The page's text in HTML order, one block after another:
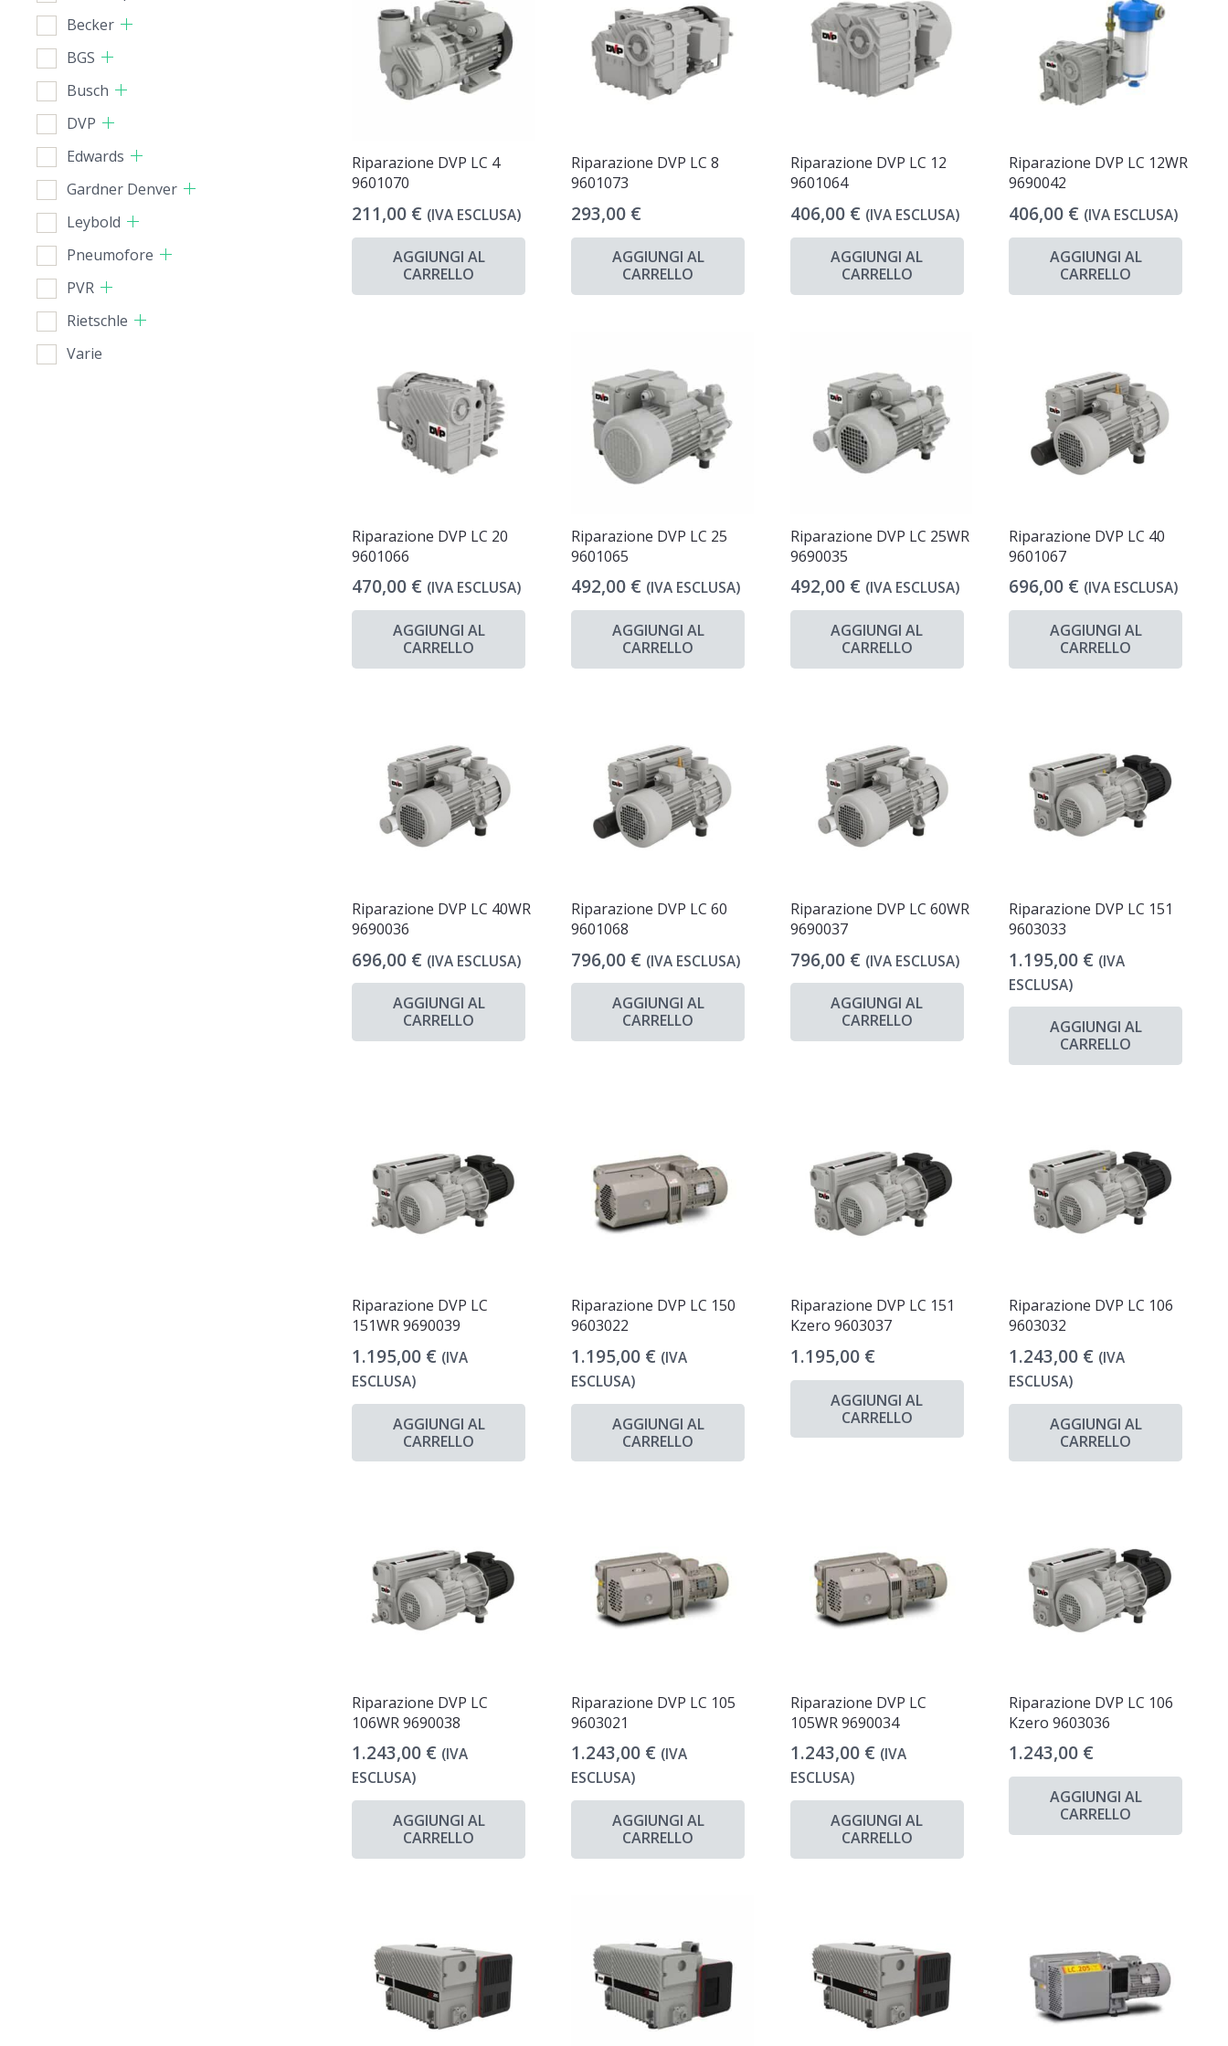
Riparazione DVP LC 4
9601070
211,00 € (IVA ESCLUSA)
AGGIUNGI AL
CARRELLO
Riparazione DVP LC 8
9601073
293,00 €
AGGIUNGI AL
CARRELLO
Riparazione DVP LC 12
9601064
406,00 € (IVA ESCLUSA)
AGGIUNGI AL
CARRELLO
Riparazione DVP LC 12WR
9690042
406,00 € (IVA ESCLUSA)
AGGIUNGI AL
CARRELLO
Riparazione DVP LC 20
9601066
470,00 € (IVA ESCLUSA)
AGGIUNGI AL
CARRELLO
Riparazione DVP LC 25
9601065
492,00 € (IVA ESCLUSA)
AGGIUNGI AL
CARRELLO
Riparazione DVP LC 25WR
9690035
492,00 € (IVA ESCLUSA)
AGGIUNGI AL
CARRELLO
Riparazione DVP LC 40
9601067
696,00 € (IVA ESCLUSA)
AGGIUNGI AL
CARRELLO
Riparazione DVP LC 40WR
9690036
696,00 € (IVA ESCLUSA)
AGGIUNGI AL
CARRELLO
Riparazione DVP LC 60
9601068
796,00 € (IVA ESCLUSA)
AGGIUNGI AL
CARRELLO
Riparazione DVP LC 60WR
9690037
796,00 € (IVA ESCLUSA)
AGGIUNGI AL
CARRELLO
Riparazione DVP LC 151
9603033
1.195,00 € (IVA
ESCLUSA)
AGGIUNGI AL
CARRELLO
Riparazione DVP LC
151WR 9690039
1.195,00 € (IVA
ESCLUSA)
AGGIUNGI AL
CARRELLO
Riparazione DVP LC 150
9603022
1.195,00 € (IVA
ESCLUSA)
AGGIUNGI AL
CARRELLO
Riparazione DVP LC 151
Kzero 9603037
1.195,00 €
AGGIUNGI AL
CARRELLO
Riparazione DVP LC 106
9603032
1.243,00 € (IVA
ESCLUSA)
AGGIUNGI AL
CARRELLO
Riparazione DVP LC
106WR 9690038
1.243,00 € (IVA
ESCLUSA)
AGGIUNGI AL
CARRELLO
Riparazione DVP LC 105
9603021
1.243,00 € (IVA
ESCLUSA)
AGGIUNGI AL
CARRELLO
Riparazione DVP LC
105WR 9690034
1.243,00 € (IVA
ESCLUSA)
AGGIUNGI AL
CARRELLO
Riparazione DVP LC 106
Kzero 9603036
1.243,00 €
AGGIUNGI AL
CARRELLO
Becker
BGS
Busch
DVP
Edwards
Gardner Denver
Leybold
Pneumofore
PVR
Rietschle
Varie